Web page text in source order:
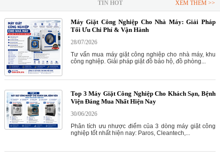
TIN HOT XEM THÊM >>
Máy Giặt Công Nghiệp Cho Nhà Máy: Giải Pháp
Tối Ưu Chi Phí & Vận Hành
28/07/2026
Tư vấn mua máy giặt công nghiệp cho nhà máy, khu
công nghiệp. Giải pháp giặt đồ bảo hộ, đồ phòng...
Top 3 Máy Giặt Công Nghiệp Cho Khách Sạn, Bệnh
Viện Đáng Mua Nhất Hiện Nay
30/06/2026
Phân tích ưu nhược điểm của 3 dòng máy giặt công
nghiệp tốt nhất hiện nay: Paros, Cleantech,...